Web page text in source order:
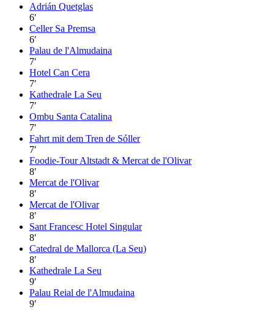
Adrián Quetglas
6′
Celler Sa Premsa
6′
Palau de l'Almudaina
7′
Hotel Can Cera
7′
Kathedrale La Seu
7′
Ombu Santa Catalina
7′
Fahrt mit dem Tren de Sóller
7′
Foodie-Tour Altstadt & Mercat de l'Olivar
8′
Mercat de l'Olivar
8′
Mercat de l'Olivar
8′
Sant Francesc Hotel Singular
8′
Catedral de Mallorca (La Seu)
8′
Kathedrale La Seu
9′
Palau Reial de l'Almudaina
9′